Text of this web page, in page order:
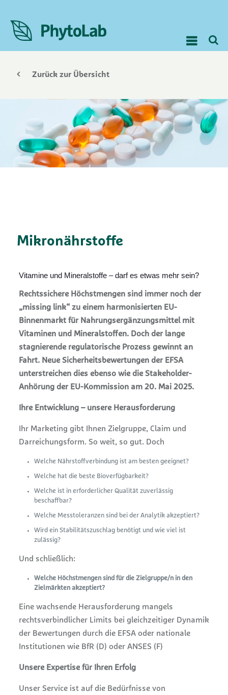
Zurück zur Übersicht
Mikronährstoffe
Vitamine und Mineralstoffe – darf es etwas mehr sein?
Rechtssichere Höchstmengen sind immer noch der
„missing link“ zu einem harmonisierten EU-
Binnenmarkt für Nahrungsergänzungsmittel mit
Vitaminen und Mineralstoffen. Doch der lange
stagnierende regulatorische Prozess gewinnt an
Fahrt. Neue Sicherheitsbewertungen der EFSA
unterstreichen dies ebenso wie die Stakeholder-
Anhörung der EU-Kommission am 20. Mai 2025.
Ihre Entwicklung – unsere Herausforderung
Ihr Marketing gibt Ihnen Zielgruppe, Claim und
Darreichungsform. So weit, so gut. Doch
Welche Nährstoffverbindung ist am besten geeignet?
Welche hat die beste Bioverfügbarkeit?
Welche ist in erforderlicher Qualität zuverlässig
beschaffbar?
Welche Messtoleranzen sind bei der Analytik akzeptiert?
Wird ein Stabilitätszuschlag benötigt und wie viel ist
zulässig?
Und schließlich:
Welche Höchstmengen sind für die Zielgruppe/n in den
Zielmärkten akzeptiert?
Eine wachsende Herausforderung mangels
rechtsverbindlicher Limits bei gleichzeitiger Dynamik
der Bewertungen durch die EFSA oder nationale
Institutionen wie BfR (D) oder ANSES (F)
Unsere Expertise für Ihren Erfolg
Unser Service ist auf die Bedürfnisse von